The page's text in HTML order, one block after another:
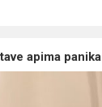
apima panika